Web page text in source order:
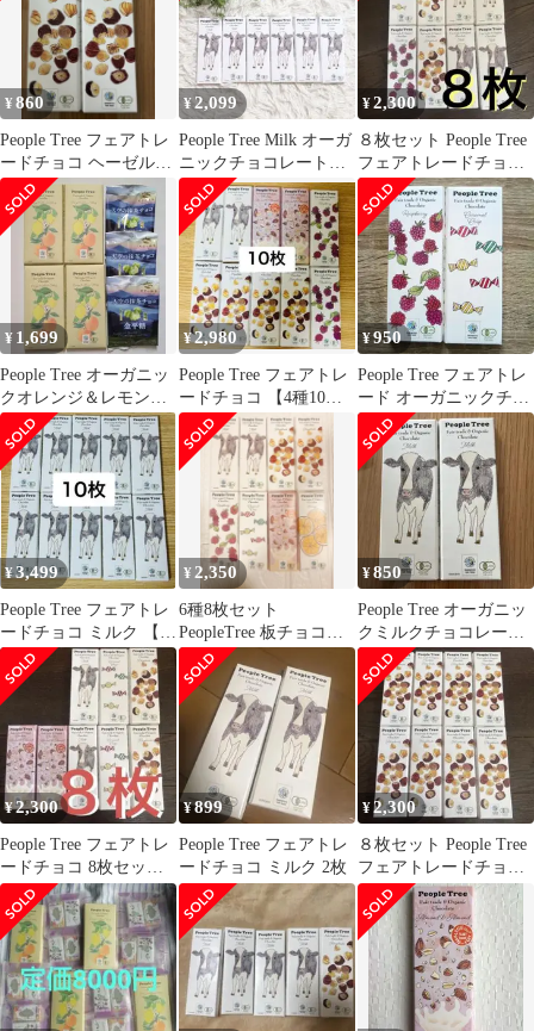
¥860
People Tree フェアトレ
ードチョコ ヘーゼルナ
ッツ 2枚
¥2,099
People Tree Milk オーガ
ニックチョコレート
ミルク 6枚セット②
¥2,300
８枚セット People Tree
フェアトレードチョコ
レート オーガニック
¥ 1,699
People Tree オーガニッ
クオレンジ＆レモンフ
ィリング 天空の抹茶チ
ョコ
¥2,980
People Tree フェアトレ
ードチョコ 【4種10
枚】オーガニック
¥950
People Tree フェアトレ
ード オーガニックチョ
コレート カラメルクリ
ス
¥3,499
People Tree フェアトレ
ードチョコ ミルク 【10
枚】オーガニック
¥ 2,350
6種8枚セット
PeopleTree 板チョコレ
ート フェアトレード
¥850
People Tree オーガニッ
クミルクチョコレート
2個セット
¥2,300
People Tree フェアトレ
ードチョコ 8枚セッ
ト ミルク アーモン
ド
¥899
People Tree フェアトレ
ードチョコ ミルク 2枚
¥2,300
８枚セット People Tree
フェアトレードチョコ
ヘーゼルナッツ 有機